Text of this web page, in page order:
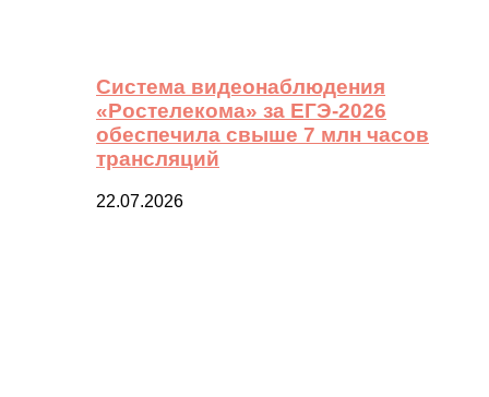
Система видеонаблюдения
«Ростелекома» за ЕГЭ-2026
обеспечила свыше 7 млн часов
трансляций
22.07.2026